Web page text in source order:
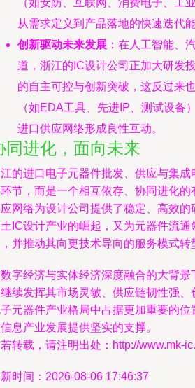
（如安防、互联网、消费电子、工
从需求定义到产品落地的快速迭代能
创新驱动未来发展 ：在人工智能、
道，浙江的IC设计公司正加大研发
的自主可控与创新突破，这反过来
（如EDA工具、先进IP、测试设备
进口供应网络形成良性互动。
同进化，面向未来
的进口电子元器件批发、供应与集
节，而是一个相互依存、协同进化
网络为设计公司提供了稳定、高效
IC设计产业的崛起，又为元器件流
并推动其向更技术导向的服务模式转
字经济与实体经济深度融合的大背
续发挥其市场灵敏、供应链韧性强
元器件产业格局中占据更加重要的
息产业发展提供坚实的支撑。
转载，请注明出处：http://www.mk-
时间：2026-08-06 17:46:37